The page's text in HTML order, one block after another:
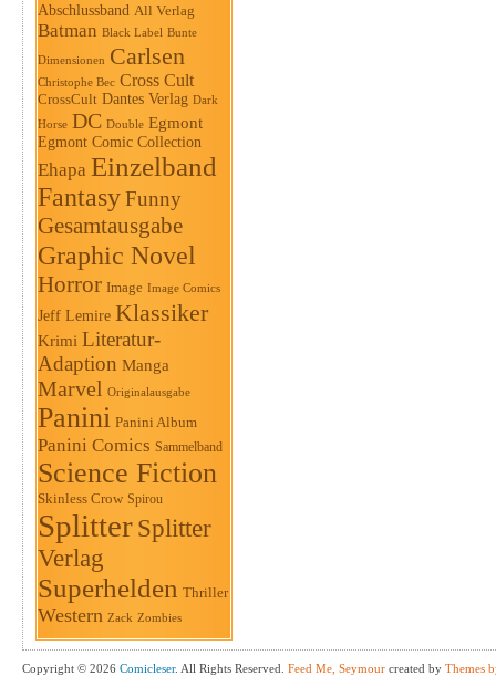
Abschlussband All Verlag
Batman Black Label Bunte
Dimensionen Carlsen
Christophe Bec Cross Cult
CrossCult Dantes Verlag Dark
Horse DC Double Egmont
Egmont Comic Collection
Ehapa Einzelband
FantasyFunny
Gesamtausgabe
Graphic Novel
Horror Image Image Comics
Jeff Lemire Klassiker
Krimi Literatur-
Adaption Manga
Marvel Originalausgabe
Panini Panini Album
Panini Comics Sammelband
Science Fiction
Skinless Crow Spirou
Splitter Splitter
Verlag
Superhelden Thriller
Western Zack Zombies
Copyright © 2026 Comicleser. All Rights Reserved. Feed Me, Seymour created by Themes